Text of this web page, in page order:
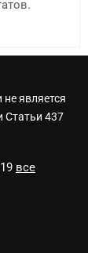
является
Статьи 437
все